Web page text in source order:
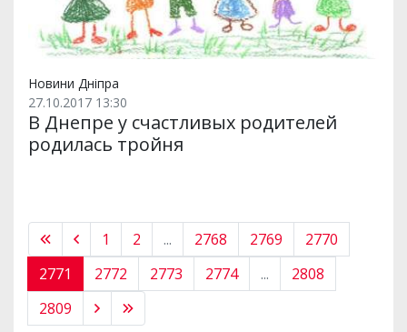
Новини Дніпра
27.10.2017 13:30
В Днепре у счастливых родителей
родилась тройня
1 2 ... 2768 2769
2770
2771
2772 2773 2774 ...
2808
2809